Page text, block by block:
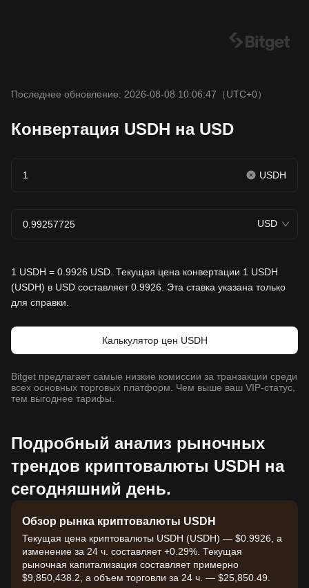
Последнее обновление: 2026-08-08 10:06:47 （UTC+0）
Конвертация USDH на USD
USDH
USD
1 USDH = 0.9926 USD. Текущая цена конвертации 1 USDH
(USDH) в USD составляет 0.9926. Эта ставка указана только
для справки.
Калькулятор цен USDH
Bitget предлагает самые низкие комиссии за транзакции среди
всех основных торговых платформ. Чем выше ваш VIP-статус,
тем выгоднее тарифы.
Подробный анализ рыночных
трендов криптовалюты USDH на
сегодняшний день.
Обзор рынка криптовалюты USDH
Текущая цена криптовалюты USDH (USDH) — $0.9926, а
изменение за 24 ч. составляет +0.29%. Текущая
рыночная капитализация составляет примерно
$9,850,438.2, а объем торговли за 24 ч. — $25,850.49.